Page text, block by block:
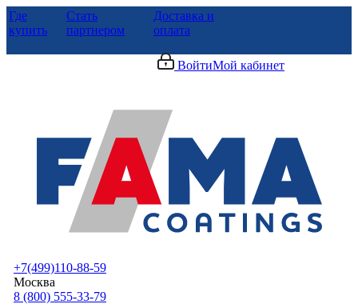
Где
купить
Стать
партнером
Доставка и
оплата
ВойтиМой кабинет
+7(499)110-88-59
Москва
8 (800) 555-33-79